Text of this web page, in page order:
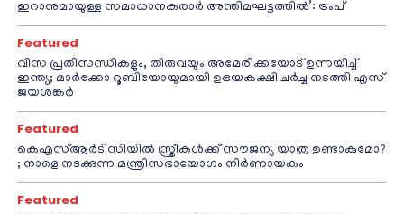
ഇറാനുമായുള്ള സമാധാനകരാർ അന്തിമഘട്ടത്തിൽ‌’: ട്രംപ്
Featured
വിസ പ്രതിസന്ധികളും, തീരുവയും അമേരിക്കയോട് ഉന്നയിച്ച്
ഇന്ത്യ; മാർക്കോ റൂബിയോയുമായി ഉഭയകക്ഷി ചർച്ച നടത്തി എസ്
ജയശങ്കർ
Featured
കെഎസ്ആർടിസിയിൽ സ്ത്രീകൾക്ക് സൗജന്യ യാത്ര ഉണ്ടാകുമോ?
; നാളെ നടക്കുന്ന മന്ത്രിസഭായോഗം നിർണായകം
Featured